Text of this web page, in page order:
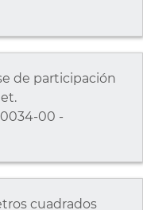
de participación
00 -
cuadrados